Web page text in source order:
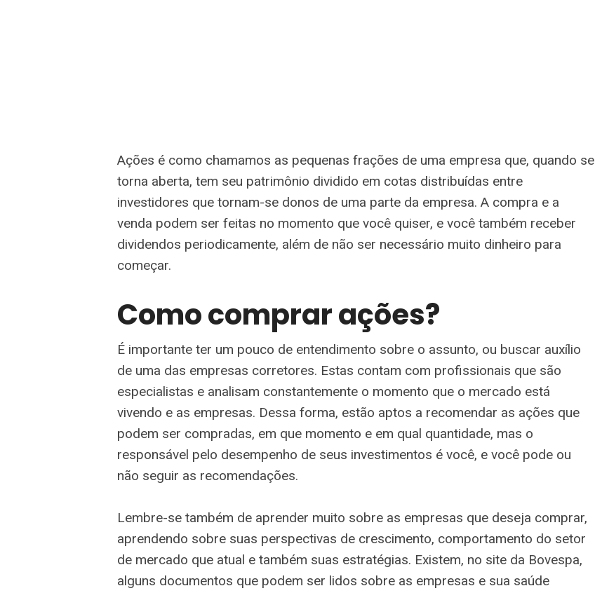
Ações é como chamamos as pequenas frações de uma empresa que, quando se
torna aberta, tem seu patrimônio dividido em cotas distribuídas entre
investidores que tornam-se donos de uma parte da empresa. A compra e a
venda podem ser feitas no momento que você quiser, e você também receber
dividendos periodicamente, além de não ser necessário muito dinheiro para
começar.
Como comprar ações?
É importante ter um pouco de entendimento sobre o assunto, ou buscar auxílio
de uma das empresas corretores. Estas contam com profissionais que são
especialistas e analisam constantemente o momento que o mercado está
vivendo e as empresas. Dessa forma, estão aptos a recomendar as ações que
podem ser compradas, em que momento e em qual quantidade, mas o
responsável pelo desempenho de seus investimentos é você, e você pode ou
não seguir as recomendações.
Lembre-se também de aprender muito sobre as empresas que deseja comprar,
aprendendo sobre suas perspectivas de crescimento, comportamento do setor
de mercado que atual e também suas estratégias. Existem, no site da Bovespa,
alguns documentos que podem ser lidos sobre as empresas e sua saúde